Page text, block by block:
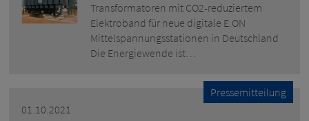
Transformatoren mit CO2-reduziertem
Elektroband für neue digitale E.ON
Mittelspannungsstationen in Deutschland
Die Energiewende ist…
01.10.2021
Pressemitteilung